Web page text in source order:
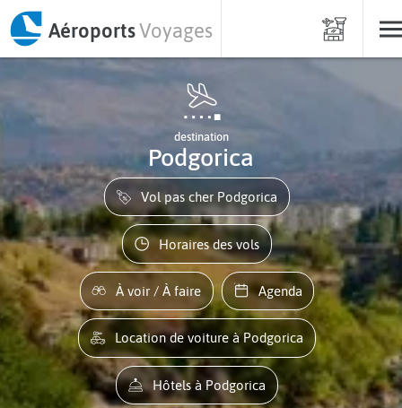
AéroportsVoyages
destination
Podgorica
Vol pas cher Podgorica
Horaires des vols
À voir / À faire Agenda
Location de voiture à Podgorica
Hôtels à Podgorica